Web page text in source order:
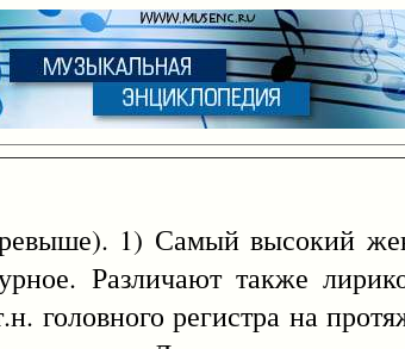
1) Самый высокий
Различают также
головного регистра на